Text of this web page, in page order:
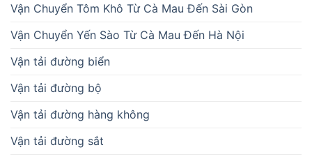
Vận Chuyển Tôm Khô Từ Cà Mau Đến Sài Gòn
Vận Chuyển Yến Sào Từ Cà Mau Đến Hà Nội
Vận tải đường biển
Vận tải đường bộ
Vận tải đường hàng không
Vận tải đường sắt